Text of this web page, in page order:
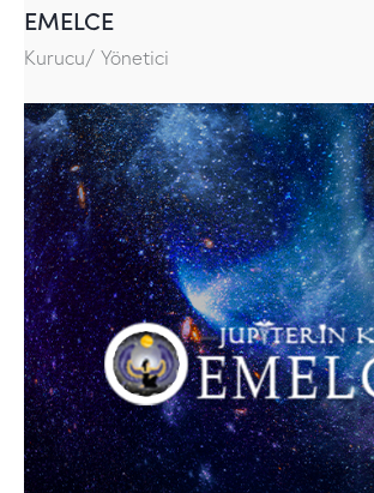
EMELCE
Kurucu/ Yönetici